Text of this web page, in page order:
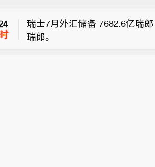
瑞士7月外汇储备 7682.6亿瑞
瑞郎。